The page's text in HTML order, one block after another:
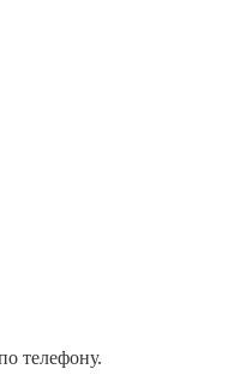
телефону.